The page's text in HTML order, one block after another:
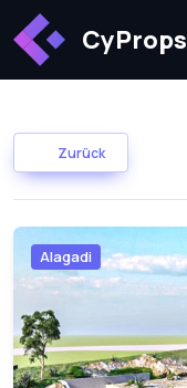
CyProps
Zurück
Alagadi